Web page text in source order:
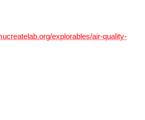
explorables/air-quality-